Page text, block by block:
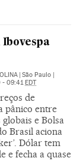
Ibovespa
São Paulo |
- 09:41 EDT
de
pânico entre
e Bolsa
Brasil aciona
Dólar tem
e fecha a quase